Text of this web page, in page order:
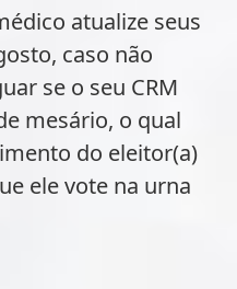
atualize seus
caso não
se o seu CRM
mesário, o qual
do eleitor(a)
ele vote na urna